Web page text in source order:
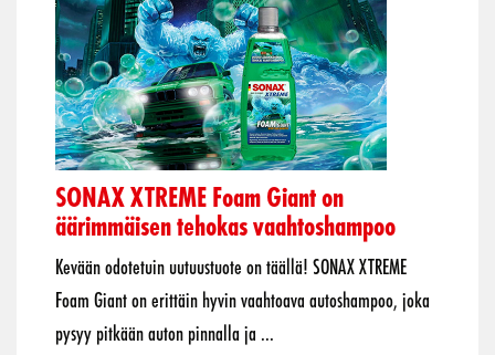
SONAX XTREME Foam Giant on
äärimmäisen tehokas vaahtoshampoo
Kevään odotetuin uutuustuote on täällä! SONAX XTREME
Foam Giant on erittäin hyvin vaahtoava autoshampoo, joka
pysyy pitkään auton pinnalla ja ...